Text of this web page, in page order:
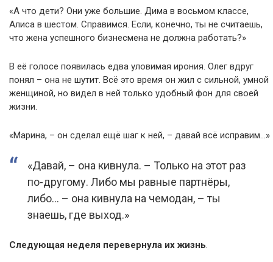
«А что дети? Они уже большие. Дима в восьмом классе,
Алиса в шестом. Справимся. Если, конечно, ты не считаешь,
что жена успешного бизнесмена не должна работать?»
В её голосе появилась едва уловимая ирония. Олег вдруг
понял – она не шутит. Всё это время он жил с сильной, умной
женщиной, но видел в ней только удобный фон для своей
жизни.
«Марина, – он сделал ещё шаг к ней, – давай всё исправим…»
«Давай, – она кивнула. – Только на этот раз
по-другому. Либо мы равные партнёры,
либо… – она кивнула на чемодан, – ты
знаешь, где выход.»
Следующая неделя перевернула их жизнь.